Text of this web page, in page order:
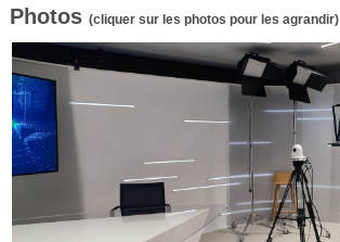
Photos (cliquer sur les photos pour les agrandir)